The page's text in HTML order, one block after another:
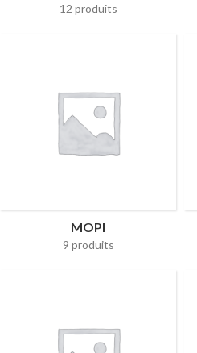
12 produits
MOPI
9 produits